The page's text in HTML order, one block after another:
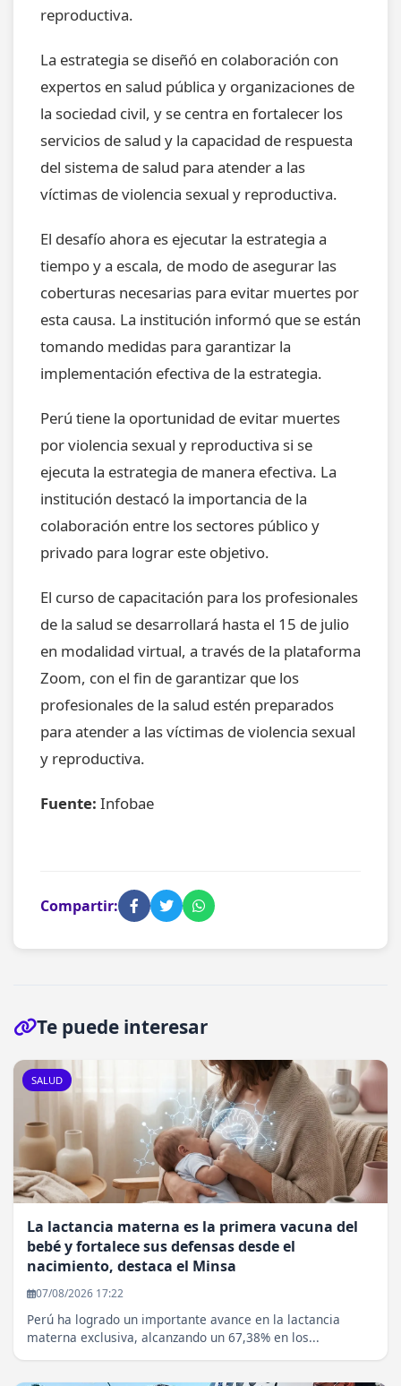
reproductiva.
La estrategia se diseñó en colaboración con
expertos en salud pública y organizaciones de
la sociedad civil, y se centra en fortalecer los
servicios de salud y la capacidad de respuesta
del sistema de salud para atender a las
víctimas de violencia sexual y reproductiva.
El desafío ahora es ejecutar la estrategia a
tiempo y a escala, de modo de asegurar las
coberturas necesarias para evitar muertes por
esta causa. La institución informó que se están
tomando medidas para garantizar la
implementación efectiva de la estrategia.
Perú tiene la oportunidad de evitar muertes
por violencia sexual y reproductiva si se
ejecuta la estrategia de manera efectiva. La
institución destacó la importancia de la
colaboración entre los sectores público y
privado para lograr este objetivo.
El curso de capacitación para los profesionales
de la salud se desarrollará hasta el 15 de julio
en modalidad virtual, a través de la plataforma
Zoom, con el fin de garantizar que los
profesionales de la salud estén preparados
para atender a las víctimas de violencia sexual
y reproductiva.
Fuente: Infobae
Compartir:
Te puede interesar
SALUD
La lactancia materna es la primera vacuna del
bebé y fortalece sus defensas desde el
nacimiento, destaca el Minsa
07/08/2026 17:22
Perú ha logrado un importante avance en la lactancia
materna exclusiva, alcanzando un 67,38% en los...